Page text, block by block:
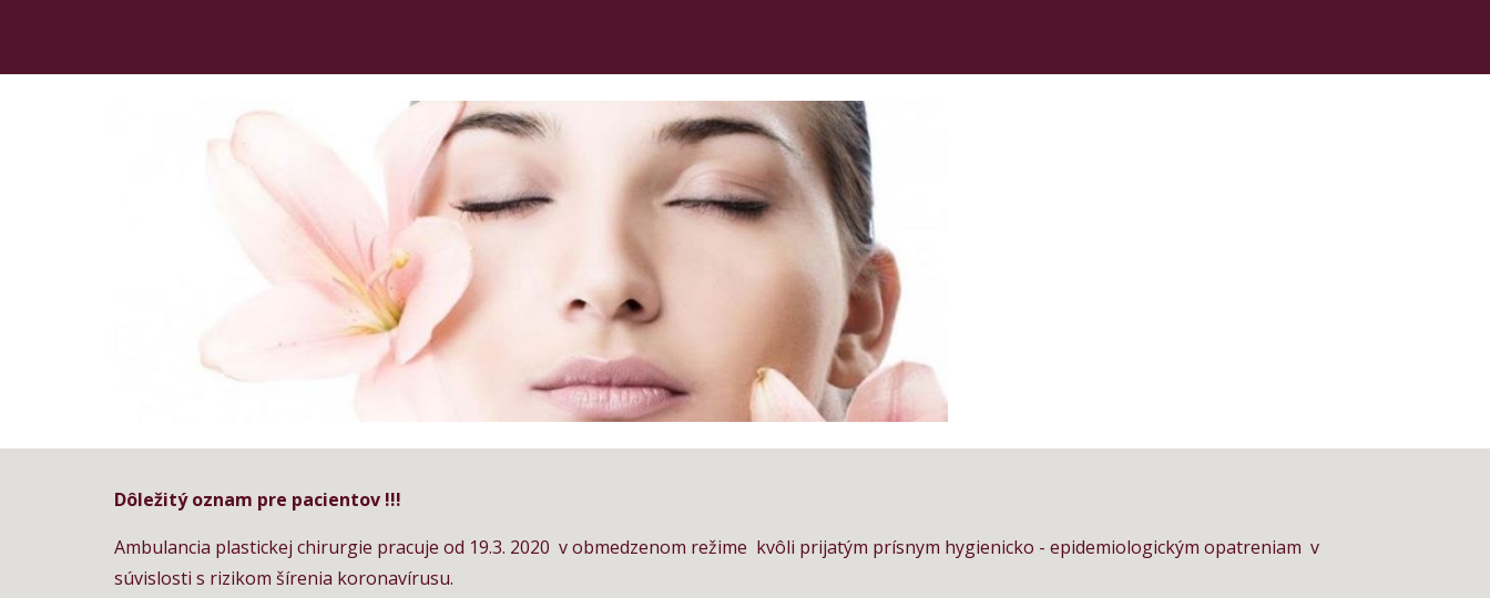
Dôležitý oznam pre pacientov !!!
Ambulancia plastickej chirurgie pracuje od 19.3. 2020  v obmedzenom režime  kvôli prijatým prísnym hygienicko - epidemiologickým opatreniam  v
súvislosti s rizikom šírenia koronavírusu.